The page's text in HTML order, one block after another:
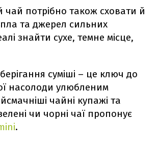
чай потрібно також сховати й
та джерел сильних
знайти сухе, темне місце,
суміші – це ключ до
насолоди улюбленим
чайні купажі та
чи чорні чаї пропонує
.